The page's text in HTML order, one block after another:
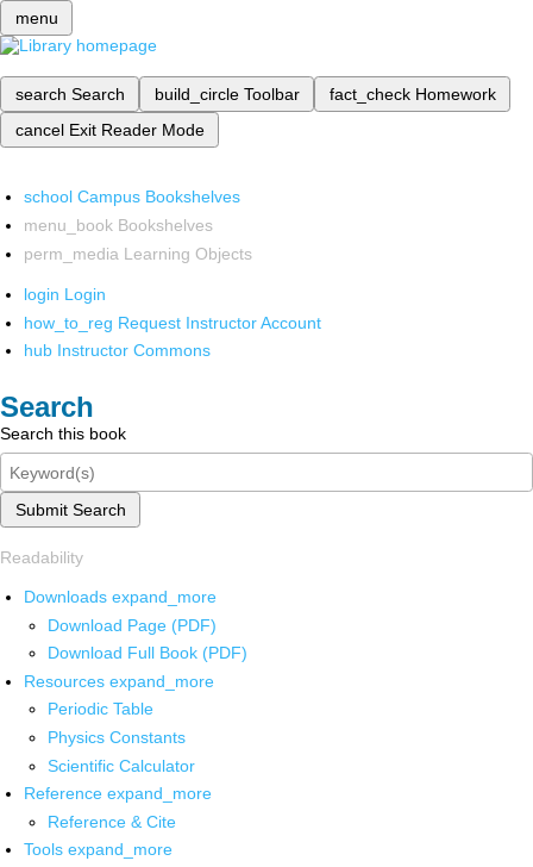
menu
search Search build_circle Toolbar fact_check Homework
cancel Exit Reader Mode
school Campus Bookshelves
menu_book Bookshelves
perm_media Learning Objects
login Login
how_to_reg Request Instructor Account
hub Instructor Commons
Search
Search this book
Submit Search
Readability
Downloads expand_more
Download Page (PDF)
Download Full Book (PDF)
Resources expand_more
Periodic Table
Physics Constants
Scientific Calculator
Reference expand_more
Reference & Cite
Tools expand_more